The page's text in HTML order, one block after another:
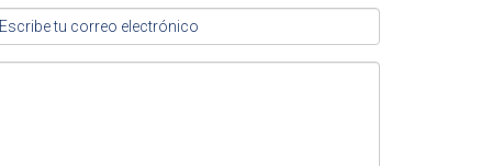
disponibles.